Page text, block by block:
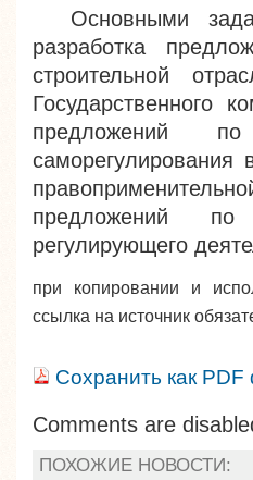
Основными
разработка
строительной
Государственного
предложений
саморегулирования
предложений по
регулирующего
при копировании и
ссылка на источник
Сохранить как
Comments are
ПОХОЖИЕ НОВОСТИ: